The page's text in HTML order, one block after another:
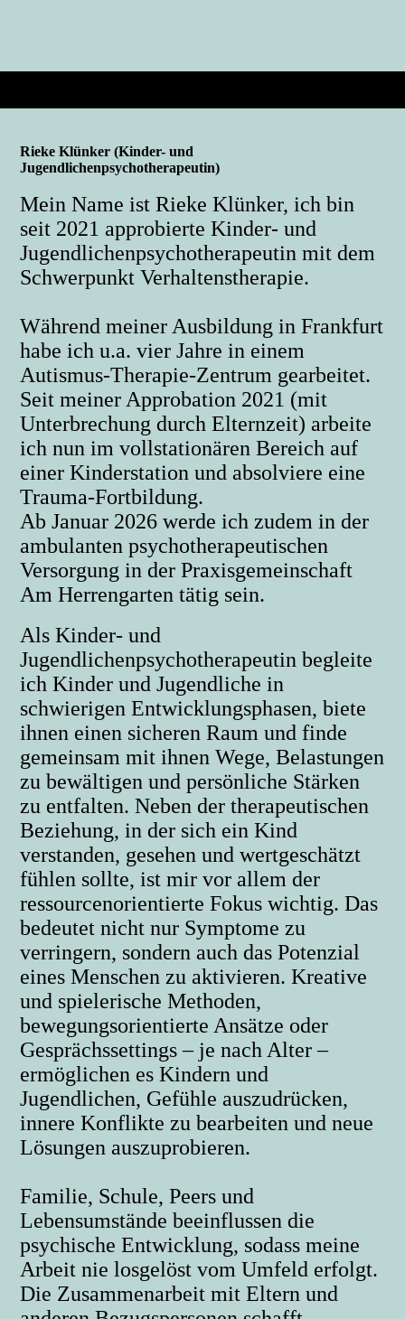
Rieke Klünker (Kinder- und
Jugendlichenpsychotherapeutin)
Mein Name ist Rieke Klünker, ich bin
seit 2021 approbierte Kinder- und
Jugendlichenpsychotherapeutin mit dem
Schwerpunkt Verhaltenstherapie.
Während meiner Ausbildung in Frankfurt
habe ich u.a. vier Jahre in einem
Autismus-Therapie-Zentrum gearbeitet.
Seit meiner Approbation 2021 (mit
Unterbrechung durch Elternzeit) arbeite
ich nun im vollstationären Bereich auf
einer Kinderstation und absolviere eine
Trauma-Fortbildung.
Ab Januar 2026 werde ich zudem in der
ambulanten psychotherapeutischen
Versorgung in der Praxisgemeinschaft
Am Herrengarten tätig sein.
Als Kinder- und
Jugendlichenpsychotherapeutin begleite
ich Kinder und Jugendliche in
schwierigen Entwicklungsphasen, biete
ihnen einen sicheren Raum und finde
gemeinsam mit ihnen Wege, Belastungen
zu bewältigen und persönliche Stärken
zu entfalten. Neben der therapeutischen
Beziehung, in der sich ein Kind
verstanden, gesehen und wertgeschätzt
fühlen sollte, ist mir vor allem der
ressourcenorientierte Fokus wichtig. Das
bedeutet nicht nur Symptome zu
verringern, sondern auch das Potenzial
eines Menschen zu aktivieren. Kreative
und spielerische Methoden,
bewegungsorientierte Ansätze oder
Gesprächssettings – je nach Alter –
ermöglichen es Kindern und
Jugendlichen, Gefühle auszudrücken,
innere Konflikte zu bearbeiten und neue
Lösungen auszuprobieren.
Familie, Schule, Peers und
Lebensumstände beeinflussen die
psychische Entwicklung, sodass meine
Arbeit nie losgelöst vom Umfeld erfolgt.
Die Zusammenarbeit mit Eltern und